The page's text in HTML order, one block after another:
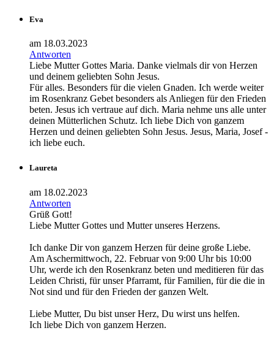
Eva
am 18.03.2023
Antworten
Liebe Mutter Gottes Maria. Danke vielmals dir von Herzen
und deinem geliebten Sohn Jesus.
Für alles. Besonders für die vielen Gnaden. Ich werde weiter
im Rosenkranz Gebet besonders als Anliegen für den Frieden
beten. Jesus ich vertraue auf dich. Maria nehme uns alle unter
deinen Mütterlichen Schutz. Ich liebe Dich von ganzem
Herzen und deinen geliebten Sohn Jesus. Jesus, Maria, Josef -
ich liebe euch.
Laureta
am 18.02.2023
Antworten
Grüß Gott!
Liebe Mutter Gottes und Mutter unseres Herzens.
Ich danke Dir von ganzem Herzen für deine große Liebe.
Am Aschermittwoch, 22. Februar von 9:00 Uhr bis 10:00
Uhr, werde ich den Rosenkranz beten und meditieren für das
Leiden Christi, für unser Pfarramt, für Familien, für die die in
Not sind und für den Frieden der ganzen Welt.
Liebe Mutter, Du bist unser Herz, Du wirst uns helfen.
Ich liebe Dich von ganzem Herzen.